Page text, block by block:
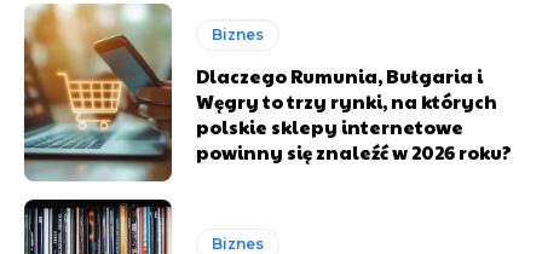
Biznes
Dlaczego Rumunia, Bułgaria i
Węgry to trzy rynki, na których
polskie sklepy internetowe
powinny się znaleźć w 2026 roku?
Biznes